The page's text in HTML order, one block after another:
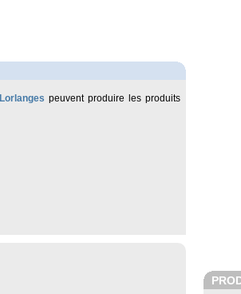
Lorlanges peuvent produire les produits